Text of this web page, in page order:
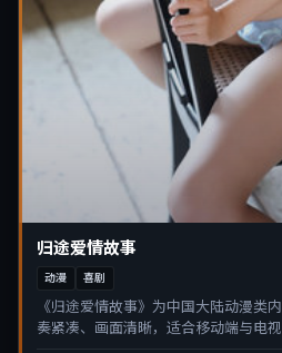
归途爱情故事
动漫 喜剧
《归途爱情故事》为中国大陆动漫类
奏紧凑、画面清晰，适合移动端与电